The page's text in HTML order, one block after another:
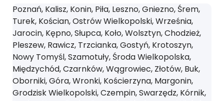
Poznań, Kalisz, Konin, Piła, Leszno, Gniezno, Śrem,
Turek, Kościan, Ostrów Wielkopolski, Września,
Jarocin, Kępno, Słupca, Koło, Wolsztyn, Chodzież,
Pleszew, Rawicz, Trzcianka, Gostyń, Krotoszyn,
Nowy Tomyśl, Szamotuły, Środa Wielkopolska,
Międzychód, Czarnków, Wągrowiec, Złotów, Buk,
Oborniki, Góra, Wronki, Kościerzyna, Margonin,
Grodzisk Wielkopolski, Czempin, Swarzędz, Kórnik,